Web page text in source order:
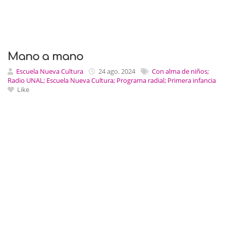
Mano a mano
Escuela Nueva Cultura 24 ago. 2024
Con alma de niños;
Radio UNAL; Escuela Nueva Cultura; Programa radial; Primera infancia
Like